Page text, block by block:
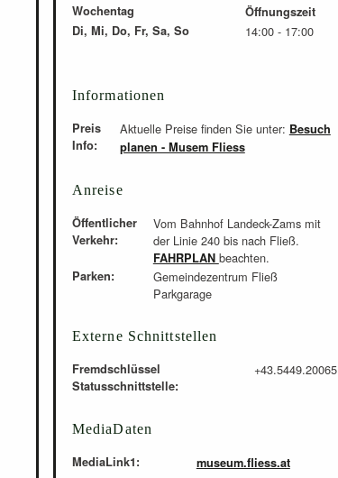
Wochentag
Öffnungszeit
Di, Mi, Do, Fr, Sa, So
14:00 - 17:00
Informationen
Preis
Info:
Aktuelle Preise finden Sie unter: Besuch
planen - Musem Fliess
Anreise
Öffentlicher
Verkehr:
Vom Bahnhof Landeck-Zams mit
der Linie 240 bis nach Fließ.
FAHRPLAN beachten.
Parken:
Gemeindezentrum Fließ
Parkgarage
Externe Schnittstellen
Fremdschlüssel
Statusschnittstelle:
+43.5449.20065
MediaDaten
MediaLink1: museum.fliess.at